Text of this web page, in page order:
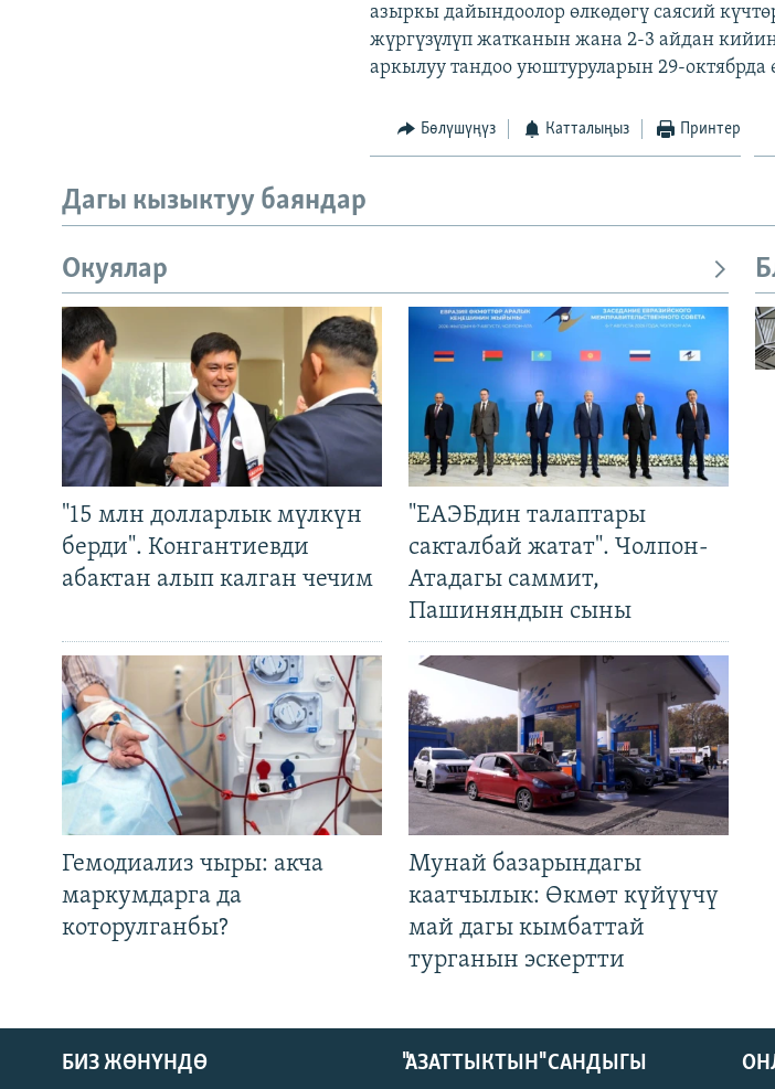
азыркы дайындоолор өлкөдөгү саясий
жүргүзүлүп жатканын жана 2-3 айдан
аркылуу тандоо уюштуруларын 29-
Бөлүшүңүз Катталыңыз Принтер
Дагы кызыктуу баяндар
Окуялар
"15 млн долларлык мүлкүн
берди". Конгантиевди
абактан алып калган чечим
"ЕАЭБдин талаптары
сакталбай жатат". Чолпон-
Атадагы саммит,
Пашиняндын сыны
Гемодиализ чыры: акча
маркумдарга да
которулганбы?
Мунай базарындагы
каатчылык: Өкмөт күйүүчү
май дагы кымбаттай
турганын эскертти
БИЗ ЖӨНҮНДӨ "АЗАТТЫКТЫН" САНДЫГЫ